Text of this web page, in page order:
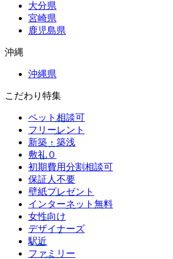
大分県
宮崎県
鹿児島県
沖縄
沖縄県
こだわり特集
ペット相談可
フリーレント
新築・築浅
敷礼０
初期費用分割相談可
保証人不要
壁紙プレゼント
インターネット無料
女性向け
デザイナーズ
駅近
ファミリー